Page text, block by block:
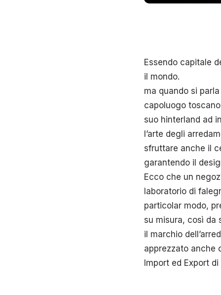
Essendo capitale
il mondo.
ma quando si parla
capoluogo
suo hinterland ad
l’arte degli
sfruttare anche il
garantendo il
Ecco che un
laboratorio di
particolar modo,
su misura, così da
il marchio
apprezzato anche
Import ed Export